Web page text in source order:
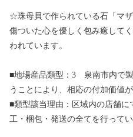
☆珠母貝で作られている石「マザ
傷ついた心を優しく包み癒して
われています。
■地場産品類型：3 泉南市内で
うことにより、相応の付加価値
■類型該当理由：区域内の店舗
工・梱包・発送の全てを行ってい